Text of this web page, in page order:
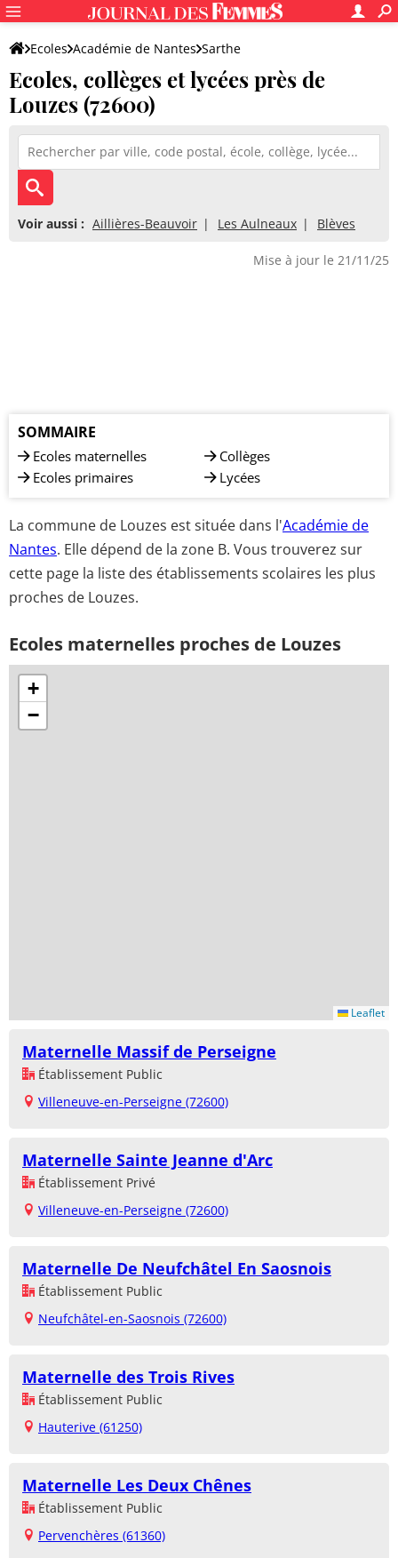
Ecoles Académie de Nantes Sarthe
Ecoles, collèges et lycées près de
Louzes (72600)
Voir aussi : Aillières-Beauvoir Les Aulneaux Blèves
Mise à jour le 21/11/25
SOMMAIRE
Ecoles maternelles
Ecoles primaires
Collèges
Lycées
La commune de Louzes est située dans l'Académie de
Nantes. Elle dépend de la zone B. Vous trouverez sur
cette page la liste des établissements scolaires les plus
proches de Louzes.
Ecoles maternelles proches de Louzes
+
−
Leaflet
Maternelle Massif de Perseigne
Établissement Public
Villeneuve-en-Perseigne (72600)
Maternelle Sainte Jeanne d'Arc
Établissement Privé
Villeneuve-en-Perseigne (72600)
Maternelle De Neufchâtel En Saosnois
Établissement Public
Neufchâtel-en-Saosnois (72600)
Maternelle des Trois Rives
Établissement Public
Hauterive (61250)
Maternelle Les Deux Chênes
Établissement Public
Pervenchères (61360)